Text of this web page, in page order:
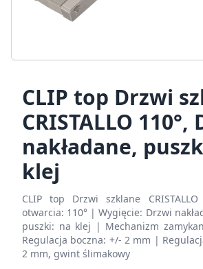
CLIP top Drzwi
CRISTALLO 110°,
nakładane,
klej
CLIP top Drzwi szklane
otwarcia: 110° | Wygięcie: Drzwi
puszki: na klej | Mechanizm
Regulacja boczna: +/- 2 mm |
2 mm, gwint ślimakowy